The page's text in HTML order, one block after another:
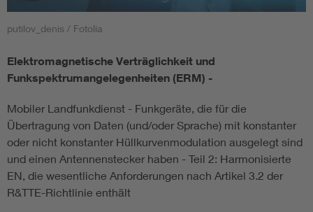
Smart Cities
DKE Fachinformationen im Kontext der Normung
Blitzschutz: DIN EN 62305 in der Übersicht
Circular Economy für mehr Ressourceneffizienz
Cybersecurity in der Industrieautomatisierung
putilov_denis / Fotolia
Elektromagnetische Verträglichkeit und
Funkspektrumangelegenheiten (ERM) -
Mobiler Landfunkdienst - Funkgeräte, die für die
Übertragung von Daten (und/oder Sprache) mit konstanter
oder nicht konstanter Hüllkurvenmodulation ausgelegt sind
und einen Antennenstecker haben - Teil 2: Harmonisierte
EN, die wesentliche Anforderungen nach Artikel 3.2 der
R&TTE-Richtlinie enthält